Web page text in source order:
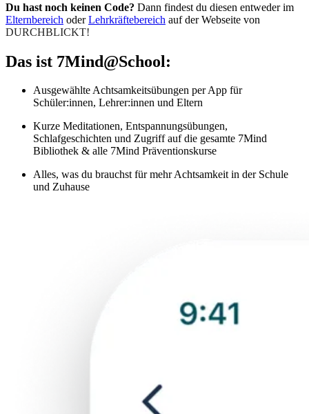
Du hast noch keinen Code? Dann findest du diesen entweder im
Elternbereich oderLehrkräftebereich auf der Webseite von
DURCHBLICKT!
Das ist 7Mind@School:
Ausgewählte Achtsamkeitsübungen per App für
Schüler:innen, Lehrer:innen und Eltern
Kurze Meditationen, Entspannungsübungen,
Schlafgeschichten und Zugriff auf die gesamte 7Mind
Bibliothek & alle 7Mind Präventionskurse
Alles, was du brauchst für mehr Achtsamkeit in der Schule
und Zuhause